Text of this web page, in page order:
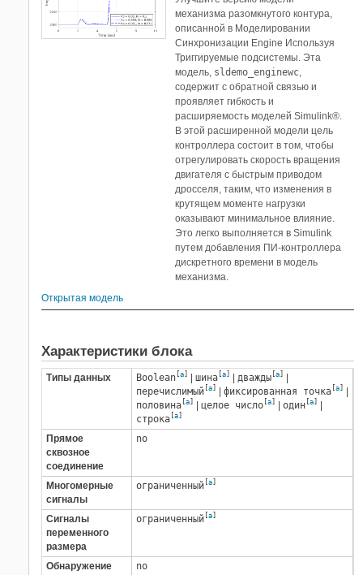
механизма разомкнутого контура,
описанной в Моделировании
Синхронизации Engine Используя
Триггируемые подсистемы. Эта
модель, sldemo_enginewc,
содержит с обратной связью и
проявляет гибкость и
расширяемость моделей Simulink®.
В этой расширенной модели цель
контроллера состоит в том, чтобы
отрегулировать скорость вращения
двигателя с быстрым приводом
дросселя, таким, что изменения в
крутящем моменте нагрузки
оказывают минимальное влияние.
Это легко выполняется в Simulink
путем добавления ПИ-контроллера
дискретного времени в модель
механизма.
Открытая модель
Характеристики блока
Типы данных Boolean a шина a дважды a
перечислимый a фиксированная точка a
половина a целое число a один a
строка a
Прямое
сквозное
соединение
no
Многомерные
сигналы
ограниченный a
Сигналы
переменного
размера
ограниченный a
Обнаружение
no